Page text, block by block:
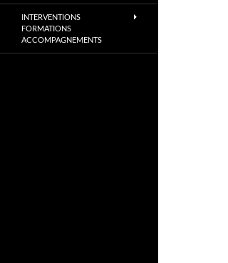
INTERVENTIONS
FORMATIONS
ACCOMPAGNEMENTS